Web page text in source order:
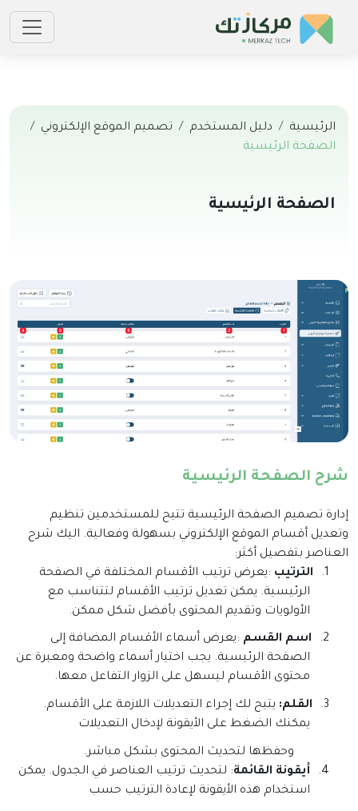
الرئيسية دليل المستخدم
تصميم الموقع الإلكتروني
الصفحة الرئيسية
الصفحة الرئيسية
شرح الصفحة الرئيسية
إدارة تصميم الصفحة الرئيسية تتيح للمستخدمين تنظيم
وتعديل أقسام الموقع الإلكتروني بسهولة وفعالية. اليك شرح
العناصر بتفصيل أكثر:
1.
الترتيب :يعرض ترتيب الأقسام المختلفة في الصفحة
الرئيسية. يمكن تعديل ترتيب الأقسام لتتناسب مع
الأولويات وتقديم المحتوى بأفضل شكل ممكن.
2. اسم القسم :يعرض أسماء الأقسام المضافة إلى
الصفحة الرئيسية. يجب اختيار أسماء واضحة ومعبرة عن
محتوى الأقسام ليسهل على الزوار التفاعل معها.
3. القلم: يتيح لك إجراء التعديلات اللازمة على الأقسام.
يمكنك الضغط على الأيقونة لإدخال التعديلات
وحفظها لتحديث المحتوى بشكل مباشر.
4.
أيقونة القائمة: لتحديث ترتيب العناصر في الجدول. يمكن
استخدام هذه الأيقونة لإعادة الترتيب حسب